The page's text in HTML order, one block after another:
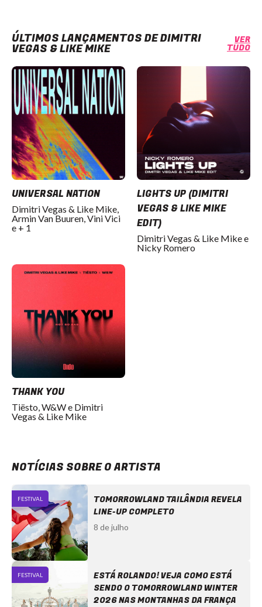
ÚLTIMOS LANÇAMENTOS DE DIMITRI
VEGAS & LIKE MIKE
VER
TUDO
UNIVERSAL NATION
Dimitri Vegas & Like Mike,
Armin Van Buuren, Vini Vici
e + 1
LIGHTS UP (DIMITRI
VEGAS & LIKE MIKE
EDIT)
Dimitri Vegas & Like Mike e
Nicky Romero
THANK YOU
Tiësto, W&W e Dimitri
Vegas & Like Mike
NOTÍCIAS SOBRE O ARTISTA
FESTIVAL
TOMORROWLAND TAILÂNDIA REVELA
LINE-UP COMPLETO
8 de julho
FESTIVAL
ESTÁ ROLANDO! VEJA COMO ESTÁ
SENDO O TOMORROWLAND WINTER
2026 NAS MONTANHAS DA FRANÇA